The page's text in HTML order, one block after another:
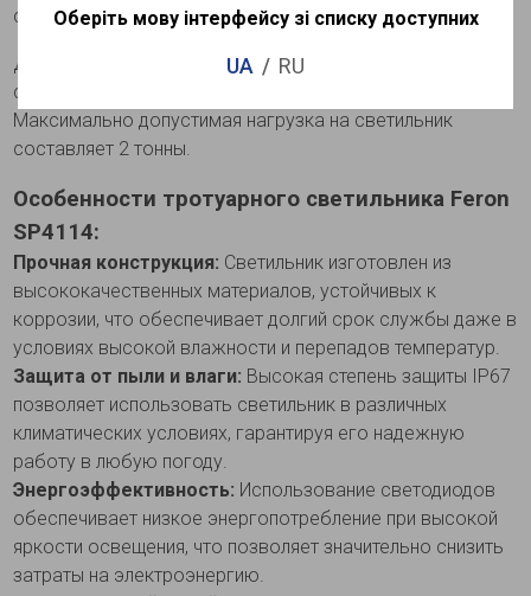
стеклом.
Для монтажа светильника в комплект входит
специальный пластиковый бокс. Кабель - 0,2 м.
Максимально допустимая нагрузка на светильник
составляет 2 тонны.
Особенности тротуарного светильника Feron
SP4114:
Прочная конструкция: Светильник изготовлен из
высококачественных материалов, устойчивых к
коррозии, что обеспечивает долгий срок службы даже в
условиях высокой влажности и перепадов температур.
Защита от пыли и влаги: Высокая степень защиты IP67
позволяет использовать светильник в различных
климатических условиях, гарантируя его надежную
работу в любую погоду.
Энергоэффективность: Использование светодиодов
обеспечивает низкое энергопотребление при высокой
яркости освещения, что позволяет значительно снизить
затраты на электроэнергию.
Оберіть мову інтерфейсу зі списку доступних
UA RU